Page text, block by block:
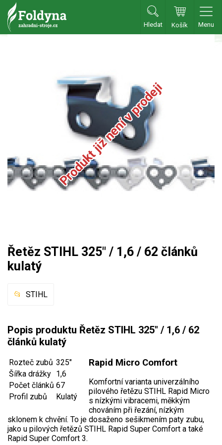
Hledat Košík Menu
Zahradní ridery
Benzínové sekačky
Akumulátorové sekačky
Křovinořezy a vyžínače
Aku křovinořezy a vyžínače
Motorové pily
Benzínové pily
Aku pily
Elektrické pily
Jednoruční pily
AKU zahradní technika
Produkt již není v prodeji
Řetěz STIHL 325" / 1,6 / 62 článků
kulatý
STIHL
Popis produktu Řetěz STIHL 325" / 1,6 / 62
článků kulatý
Rozteč zubů 325"
Šířka drážky 1,6
Počet článků 67
Profil zubů
Kulatý
Rapid Micro Comfort
Komfortní varianta univerzálního
pilového řetězu STIHL Rapid Micro
s nízkými vibracemi, měkkým
chováním při řezání, nízkým
sklonem k chvění. To je dosaženo sešikmením paty zubu,
jako u pilových řetězů STIHL Rapid Super Comfort a také
Rapid Super Comfort 3.